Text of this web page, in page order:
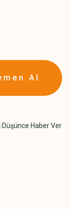
Al
Düşünce Haber Ver